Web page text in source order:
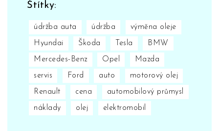
Štítky:
údržba auta údržba výměna oleje
Hyundai Škoda Tesla BMW
Mercedes-Benz Opel Mazda
servis Ford auto motorový olej
Renault cena automobilový průmysl
náklady olej elektromobil